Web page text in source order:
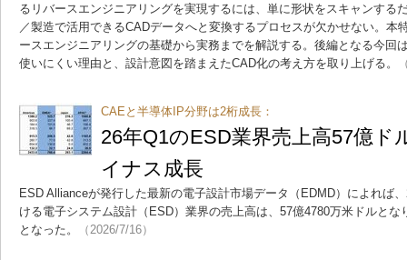
るリバースエンジニアリングを実現するには、単に形状をスキャンする
／製造で活用できるCADデータへと変換するプロセスが欠かせない。本
ースエンジニアリングの基礎から実務までを解説する。後編となる今回
使いにくい理由と、設計意図を踏まえたCAD化の考え方を取り上げる。
CAEと半導体IP分野は2桁成長：
26年Q1のESD業界売上高57億ド
イナス成長
ESD Allianceが発行した最新の電子設計市場データ（EDMD）によれば
ける電子システム設計（ESD）業界の売上高は、57億4780万米ドルと
となった。
（2026/7/16）